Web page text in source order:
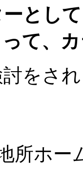
ーとし
って、
をさ
所ホー